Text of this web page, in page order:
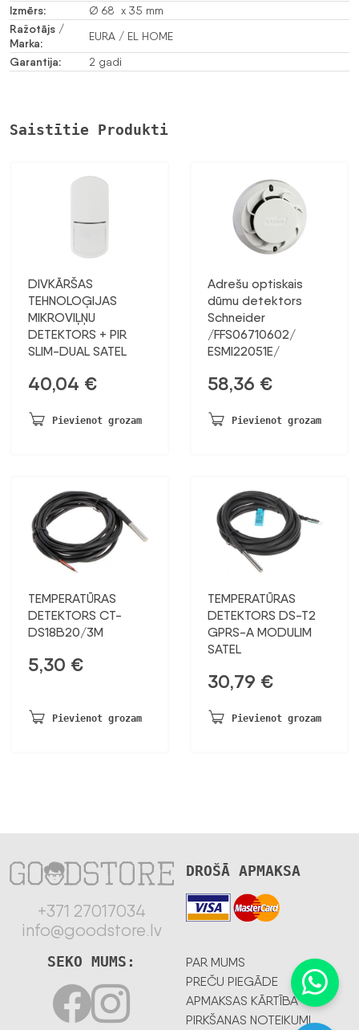
Izmērs: Ø 68 x 35 mm
Ražotājs /
Marka:
EURA / EL HOME
Garantija: 2 gadi
Saistītie Produkti
DIVKĀRŠAS
TEHNOLOĢIJAS
MIKROVIĻŅU
DETEKTORS + PIR
SLIM-DUAL SATEL
40,04 €
Pievienot grozam
Adrešu optiskais
dūmu detektors
Schneider
/FFS06710602/
ESMI22051E/
58,36 €
Pievienot grozam
TEMPERATŪRAS
DETEKTORS CT-
DS18B20/3M
5,30 €
Pievienot grozam
TEMPERATŪRAS
DETEKTORS DS-T2
GPRS-A MODULIM
SATEL
30,79 €
Pievienot grozam
+371 27017034
info@goodstore.lv
DROŠĀ APMAKSA
PAR MUMS
PREČU PIEGĀDE
APMAKSAS KĀRTĪBA
PIRKŠANAS NOTEIKUMI
SEKO MUMS: